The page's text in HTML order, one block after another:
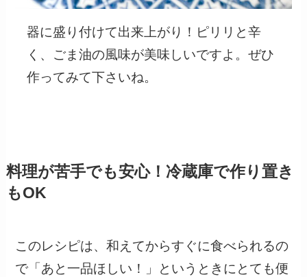
器に盛り付けて出来上がり！ピリリと辛
く、ごま油の風味が美味しいですよ。ぜひ
作ってみて下さいね。
料理が苦手でも安心！冷蔵庫で作り置き
もOK
このレシピは、和えてからすぐに食べられるの
で「あと一品ほしい！」というときにとても便